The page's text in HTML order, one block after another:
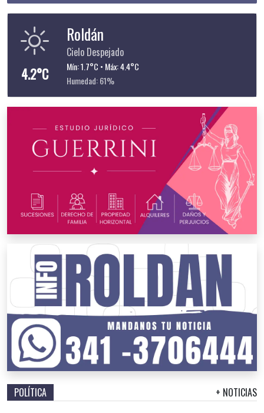
4.2°C
Roldán
Cielo Despejado
Mín: 1.7°C • Máx: 4.4°C
Humedad: 61%
POLÍTICA + NOTICIAS